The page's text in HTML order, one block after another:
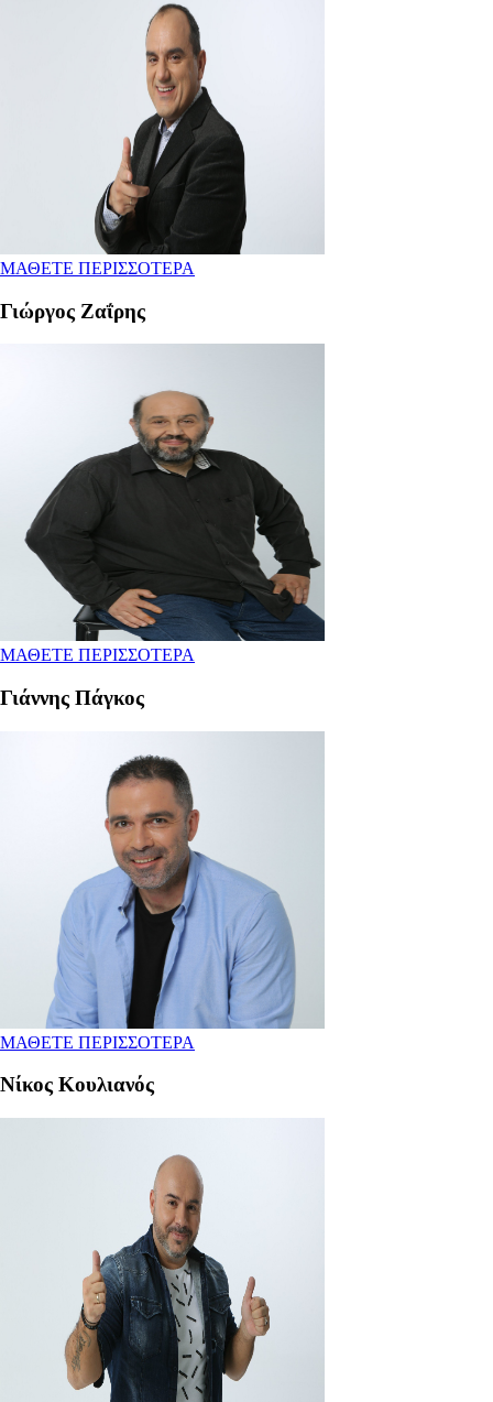
ΜΑΘΕΤΕ ΠΕΡΙΣΣΟΤΕΡΑ
Γιώργος Ζαΐρης
ΜΑΘΕΤΕ ΠΕΡΙΣΣΟΤΕΡΑ
Γιάννης Πάγκος
ΜΑΘΕΤΕ ΠΕΡΙΣΣΟΤΕΡΑ
Νίκος Κουλιανός